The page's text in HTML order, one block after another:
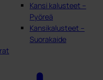
Kansi kalusteet –
Pyöreä
Kansikalusteet –
Suorakaide